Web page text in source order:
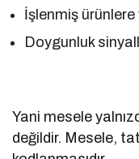
İşlenmiş ürünlere
Doygunluk
Yani mesele
değildir. Mesele, tat